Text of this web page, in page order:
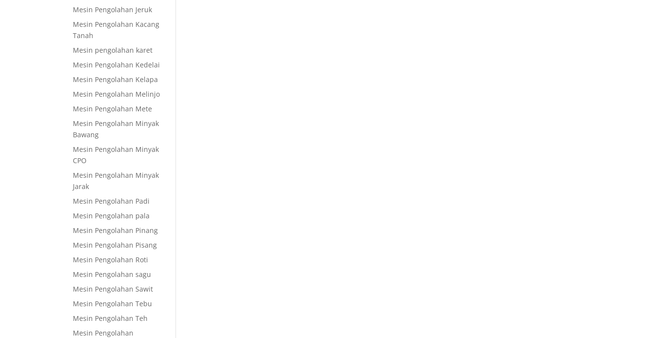
Mesin Pengolahan Jeruk
Mesin Pengolahan Kacang
Tanah
Mesin pengolahan karet
Mesin Pengolahan Kedelai
Mesin Pengolahan Kelapa
Mesin Pengolahan Melinjo
Mesin Pengolahan Mete
Mesin Pengolahan Minyak
Bawang
Mesin Pengolahan Minyak
CPO
Mesin Pengolahan Minyak
Jarak
Mesin Pengolahan Padi
Mesin Pengolahan pala
Mesin Pengolahan Pinang
Mesin Pengolahan Pisang
Mesin Pengolahan Roti
Mesin Pengolahan sagu
Mesin Pengolahan Sawit
Mesin Pengolahan Tebu
Mesin Pengolahan Teh
Mesin Pengolahan